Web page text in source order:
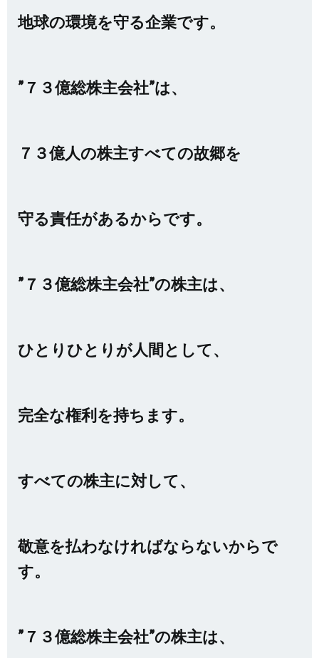
地球の環境を守る企業です。
”７３億総株主会社”は、
７３億人の株主すべての故郷を
守る責任があるからです。
”７３億総株主会社”の株主は、
ひとりひとりが人間として、
完全な権利を持ちます。
すべての株主に対して、
敬意を払わなければならないからで
す。
”７３億総株主会社”の株主は、